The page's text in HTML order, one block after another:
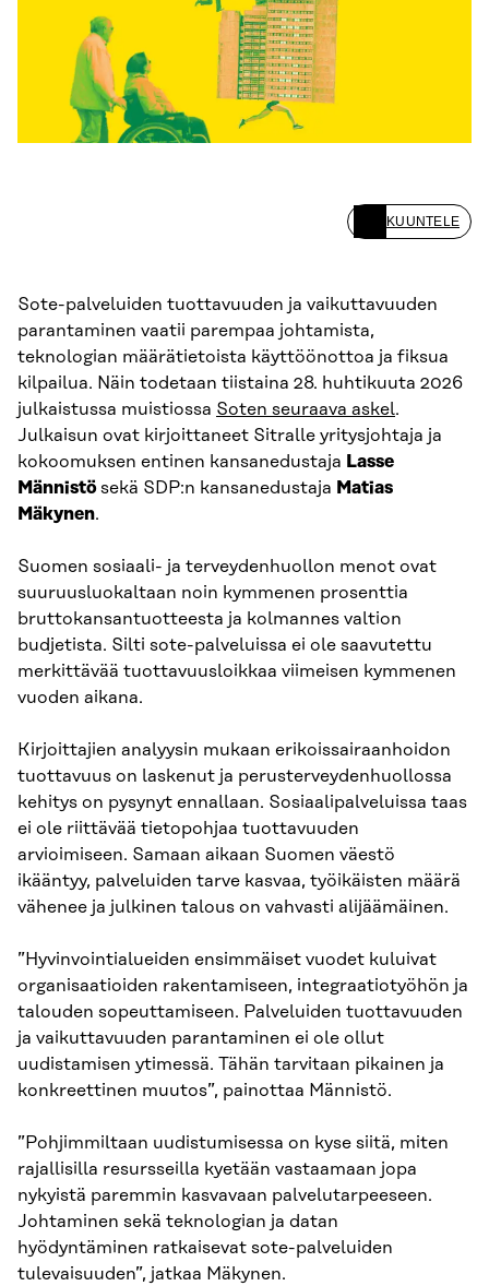
KUUNTELE
Sote-palveluiden tuottavuuden ja vaikuttavuuden
parantaminen vaatii parempaa johtamista,
teknologian määrätietoista käyttöönottoa ja fiksua
kilpailua. Näin todetaan tiistaina 28. huhtikuuta 2026
julkaistussa muistiossa Soten seuraava askel.
Julkaisun ovat kirjoittaneet Sitralle yritysjohtaja ja
kokoomuksen entinen kansanedustaja Lasse
Männistösekä SDP:n kansanedustaja Matias
Mäkynen.
Suomen sosiaali- ja terveydenhuollon menot ovat
suuruusluokaltaan noin kymmenen prosenttia
bruttokansantuotteesta ja kolmannes valtion
budjetista. Silti sote-palveluissa ei ole saavutettu
merkittävää tuottavuusloikkaa viimeisen kymmenen
vuoden aikana.
Kirjoittajien analyysin mukaan erikoissairaanhoidon
tuottavuus on laskenut ja perusterveydenhuollossa
kehitys on pysynyt ennallaan. Sosiaalipalveluissa taas
ei ole riittävää tietopohjaa tuottavuuden
arvioimiseen. Samaan aikaan Suomen väestö
ikääntyy, palveluiden tarve kasvaa, työikäisten määrä
vähenee ja julkinen talous on vahvasti alijäämäinen.
”Hyvinvointialueiden ensimmäiset vuodet kuluivat
organisaatioiden rakentamiseen, integraatiotyöhön ja
talouden sopeuttamiseen. Palveluiden tuottavuuden
ja vaikuttavuuden parantaminen ei ole ollut
uudistamisen ytimessä. Tähän tarvitaan pikainen ja
konkreettinen muutos”, painottaa Männistö.
”Pohjimmiltaan uudistumisessa on kyse siitä, miten
rajallisilla resursseilla kyetään vastaamaan jopa
nykyistä paremmin kasvavaan palvelutarpeeseen.
Johtaminen sekä teknologian ja datan
hyödyntäminen ratkaisevat sote-palveluiden
tulevaisuuden”, jatkaa Mäkynen.